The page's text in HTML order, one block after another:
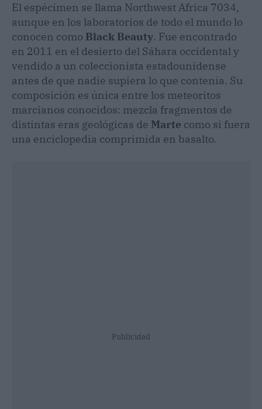
El espécimen se llama Northwest Africa 7034,
aunque en los laboratorios de todo el mundo lo
conocen como Black Beauty. Fue encontrado
en 2011 en el desierto del Sáhara occidental y
vendido a un coleccionista estadounidense
antes de que nadie supiera lo que contenía. Su
composición es única entre los meteoritos
marcianos conocidos: mezcla fragmentos de
distintas eras geológicas de Marte como si fuera
una enciclopedia comprimida en basalto.
Publicidad